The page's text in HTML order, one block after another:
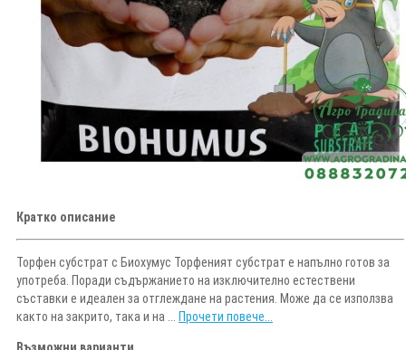
Кратко описание
Торфен субстрат с Биохумус Торфеният субстрат е напълно готов за
употреба. Поради съдържанието на изключително естествени
съставки е идеален за отглеждане на растения. Може да се използва
както на закрито, така и на ... Прочети повече...
Възможни варианти